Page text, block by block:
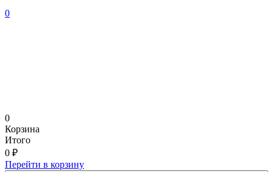
0
0
Корзина
Итого
0 ₽
Перейти в корзину